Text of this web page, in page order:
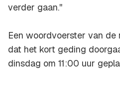
verder gaan.''
Een woordvoerster van
dat het kort geding
dinsdag om 11:00 uur